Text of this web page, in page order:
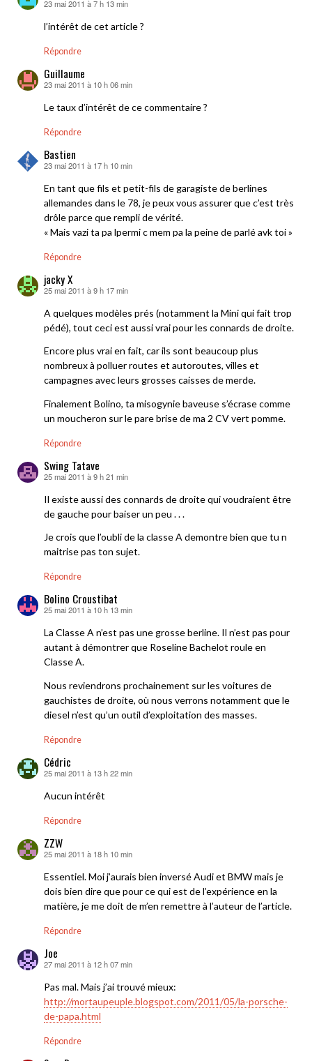
dit :
23 mai 2011 à 7 h 13 min
l’intérêt de cet article ?
Répondre
Guillaume
dit :
23 mai 2011 à 10 h 06 min
Le taux d’intérêt de ce commentaire ?
Répondre
Bastien
dit :
23 mai 2011 à 17 h 10 min
En tant que fils et petit-fils de garagiste de berlines
allemandes dans le 78, je peux vous assurer que c’est très
drôle parce que rempli de vérité.
« Mais vazi ta pa lpermi c mem pa la peine de parlé avk toi »
Répondre
jacky X
dit :
25 mai 2011 à 9 h 17 min
A quelques modèles prés (notamment la Mini qui fait trop
pédé), tout ceci est aussi vrai pour les connards de droite.
Encore plus vrai en fait, car ils sont beaucoup plus
nombreux à polluer routes et autoroutes, villes et
campagnes avec leurs grosses caisses de merde.
Finalement Bolino, ta misogynie baveuse s’écrase comme
un moucheron sur le pare brise de ma 2 CV vert pomme.
Répondre
Swing Tatave
dit :
25 mai 2011 à 9 h 21 min
Il existe aussi des connards de droite qui voudraient être
de gauche pour baiser un peu . . .
Je crois que l’oubli de la classe A demontre bien que tu n
maitrise pas ton sujet.
Répondre
Bolino Croustibat
dit :
25 mai 2011 à 10 h 13 min
La Classe A n’est pas une grosse berline. Il n’est pas pour
autant à démontrer que Roseline Bachelot roule en
Classe A.
Nous reviendrons prochainement sur les voitures de
gauchistes de droite, où nous verrons notamment que le
diesel n’est qu’un outil d’exploitation des masses.
Répondre
Cédric
dit :
25 mai 2011 à 13 h 22 min
Aucun intérêt
Répondre
ZZW
dit :
25 mai 2011 à 18 h 10 min
Essentiel. Moi j’aurais bien inversé Audi et BMW mais je
dois bien dire que pour ce qui est de l’expérience en la
matière, je me doit de m’en remettre à l’auteur de l’article.
Répondre
Joe
dit :
27 mai 2011 à 12 h 07 min
Pas mal. Mais j’ai trouvé mieux:
http://mortaupeuple.blogspot.com/2011/05/la-porsche-
de-papa.html
Répondre